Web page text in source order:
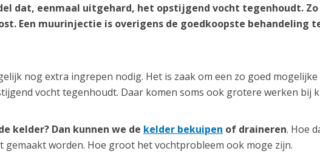
dat, eenmaal uitgehard, het opstijgend vocht tegenhoudt. Zo
Een muurinjectie is overigens de goedkoopste behandeling
nog extra ingrepen nodig. Het is zaak om een zo goed mogelijke
vocht tegenhoudt. Daar komen soms ook grotere werken bij
kelder? Dan kunnen we de kelder bekuipen of draineren. Hoe
worden. Hoe groot het vochtprobleem ook moge zijn.